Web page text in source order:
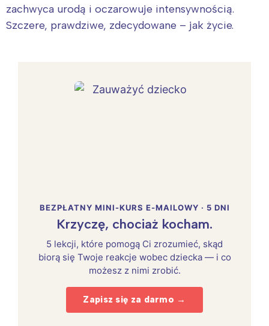
zachwyca urodą i oczarowuje intensywnością.
Szczere, prawdziwe, zdecydowane – jak życie.
BEZPŁATNY MINI-KURS E-MAILOWY · 5 DNI
Krzyczę, chociaż kocham.
5 lekcji, które pomogą Ci zrozumieć, skąd
biorą się Twoje reakcje wobec dziecka — i co
możesz z nimi zrobić.
Zapisz się za darmo →